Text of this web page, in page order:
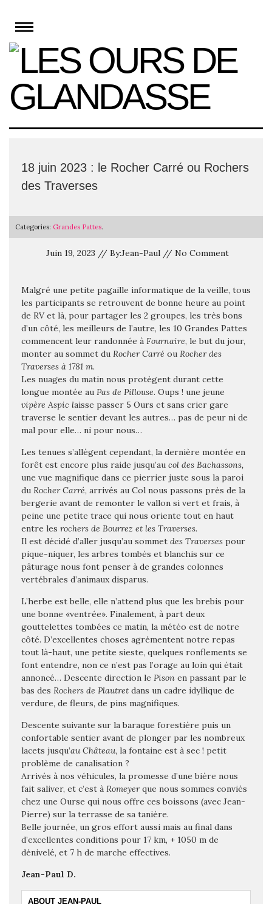
content
18 juin 2023 : le Rocher Carré ou Rochers
des Traverses
Categories: Grandes Pattes.
Juin 19, 2023 // By:Jean-Paul // No Comment
Malgré une petite pagaille informatique de la veille, tous
les participants se retrouvent de bonne heure au point
de RV et là, pour partager les 2 groupes, les très bons
d’un côté, les meilleurs de l’autre, les 10 Grandes Pattes
commencent leur randonnée à Fournaire, le but du jour,
monter au sommet du Rocher Carré ou Rocher des
Traverses à 1781 m.
Les nuages du matin nous protègent durant cette
longue montée au Pas de Pillouse. Oups ! une jeune
vipère Aspic laisse passer 5 Ours et sans crier gare
traverse le sentier devant les autres… pas de peur ni de
mal pour elle… ni pour nous…
Les tenues s’allègent cependant, la dernière montée en
forêt est encore plus raide jusqu’au col des Bachassons,
une vue magnifique dans ce pierrier juste sous la paroi
du Rocher Carré, arrivés au Col nous passons près de la
bergerie avant de remonter le vallon si vert et frais, à
peine une petite trace qui nous oriente tout en haut
entre les rochers de Bourrez et les Traverses.
Il est décidé d’aller jusqu’au sommet des Traverses pour
pique-niquer, les arbres tombés et blanchis sur ce
pâturage nous font penser à de grandes colonnes
vertébrales d’animaux disparus.
L’herbe est belle, elle n’attend plus que les brebis pour
une bonne «ventrée». Finalement, à part deux
gouttelettes tombées ce matin, la météo est de notre
côté. D’excellentes choses agrémentent notre repas
tout là-haut, une petite sieste, quelques ronflements se
font entendre, non ce n’est pas l’orage au loin qui était
annoncé… Descente direction le Pison en passant par le
bas des Rochers de Plautret dans un cadre idyllique de
verdure, de fleurs, de pins magnifiques.
Descente suivante sur la baraque forestière puis un
confortable sentier avant de plonger par les nombreux
lacets jusqu’au Château, la fontaine est à sec ! petit
problème de canalisation ?
Arrivés à nos véhicules, la promesse d’une bière nous
fait saliver, et c’est à Romeyerque nous sommes conviés
chez une Ourse qui nous offre ces boissons (avec Jean-
Pierre) sur la terrasse de sa tanière.
Belle journée, un gros effort aussi mais au final dans
d’excellentes conditions pour 17 km, + 1050 m de
dénivelé, et 7 h de marche effectives.
Jean-Paul D.
ABOUT JEAN-PAUL